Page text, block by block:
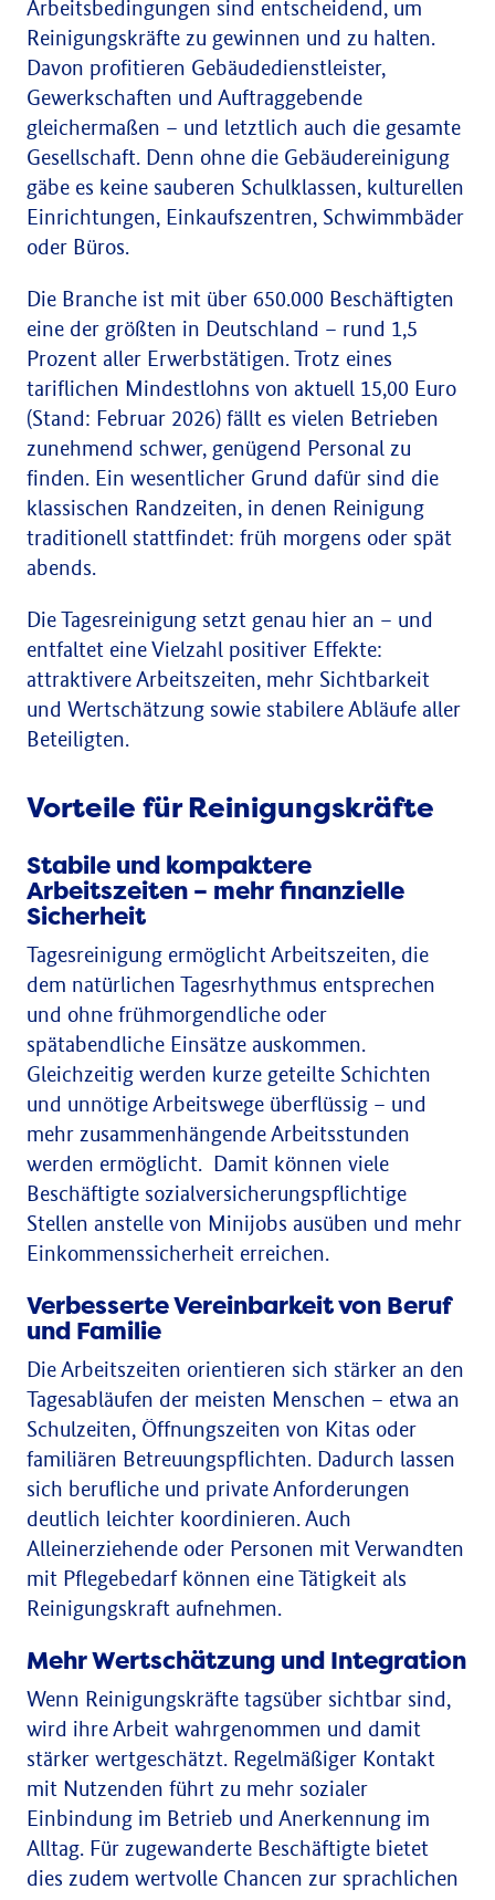
Arbeitsbedingungen sind entscheidend, um
Reinigungskräfte zu gewinnen und zu halten.
Davon profitieren Gebäudedienstleister,
Gewerkschaften und Auftraggebende
gleichermaßen – und letztlich auch die gesamte
Gesellschaft. Denn ohne die Gebäudereinigung
gäbe es keine sauberen Schulklassen, kulturellen
Einrichtungen, Einkaufszentren, Schwimmbäder
oder Büros.
Die Branche ist mit über 650.000 Beschäftigten
eine der größten in Deutschland – rund 1,5
Prozent aller Erwerbstätigen. Trotz eines
tariflichen Mindestlohns von aktuell 15,00 Euro
(Stand: Februar 2026) fällt es vielen Betrieben
zunehmend schwer, genügend Personal zu
finden. Ein wesentlicher Grund dafür sind die
klassischen Randzeiten, in denen Reinigung
traditionell stattfindet: früh morgens oder spät
abends.
Die Tagesreinigung setzt genau hier an – und
entfaltet eine Vielzahl positiver Effekte:
attraktivere Arbeitszeiten, mehr Sichtbarkeit
und Wertschätzung sowie stabilere Abläufe aller
Beteiligten.
Vorteile für Reinigungskräfte
Stabile und kompaktere
Arbeitszeiten – mehr finanzielle
Sicherheit
Tagesreinigung ermöglicht Arbeitszeiten, die
dem natürlichen Tagesrhythmus entsprechen
und ohne frühmorgendliche oder
spätabendliche Einsätze auskommen.
Gleichzeitig werden kurze geteilte Schichten
und unnötige Arbeitswege überflüssig – und
mehr zusammenhängende Arbeitsstunden
werden ermöglicht. Damit können viele
Beschäftigte sozialversicherungspflichtige
Stellen anstelle von Minijobs ausüben und mehr
Einkommenssicherheit erreichen.
Verbesserte Vereinbarkeit von Beruf
und Familie
Die Arbeitszeiten orientieren sich stärker an den
Tagesabläufen der meisten Menschen – etwa an
Schulzeiten, Öffnungszeiten von Kitas oder
familiären Betreuungspflichten. Dadurch lassen
sich berufliche und private Anforderungen
deutlich leichter koordinieren. Auch
Alleinerziehende oder Personen mit Verwandten
mit Pflegebedarf können eine Tätigkeit als
Reinigungskraft aufnehmen.
Mehr Wertschätzung und Integration
Wenn Reinigungskräfte tagsüber sichtbar sind,
wird ihre Arbeit wahrgenommen und damit
stärker wertgeschätzt. Regelmäßiger Kontakt
mit Nutzenden führt zu mehr sozialer
Einbindung im Betrieb und Anerkennung im
Alltag. Für zugewanderte Beschäftigte bietet
dies zudem wertvolle Chancen zur sprachlichen